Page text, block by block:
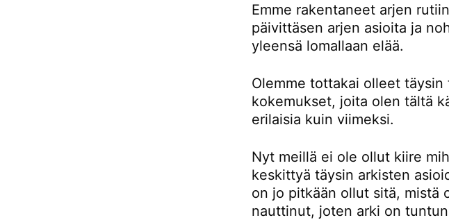
Emme rakentaneet arjen
päivittäsen arjen asioita ja
yleensä lomallaan elää.
Olemme tottakai olleet
kokemukset, joita olen tältä
erilaisia kuin viimeksi.
Nyt meillä ei ole ollut kiire
keskittyä täysin arkisten
on jo pitkään ollut sitä, mistä
nauttinut, joten arki on